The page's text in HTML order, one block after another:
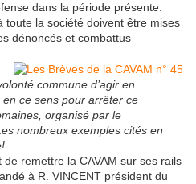
dans la période présente.
toute la société doivent être mises
dénoncés et combattus
commune d’agir en
ce sens pour arrêter ce
organisé par le
nombreux exemples cités en
de remettre la CAVAM sur ses rails
à R. VINCENT président du